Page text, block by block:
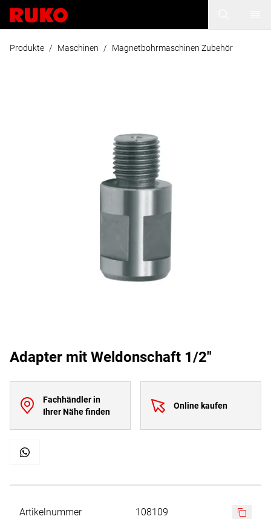
Produkte / Maschinen / Magnetbohrmaschinen Zubehör
Adapter mit Weldonschaft 1/2"
Fachhändler in
Ihrer Nähe finden
Online kaufen
Artikelnummer 108109